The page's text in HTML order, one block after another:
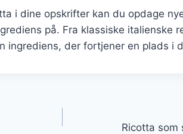
i dine opskrifter kan du opdage
på. Fra klassiske italienske
ingrediens, der fortjener en plads i
Ricotta som